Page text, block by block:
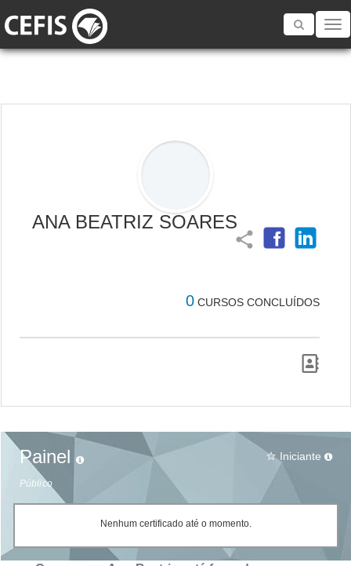
Toggle
ANA BEATRIZ SOARES
share
0 CURSOS CONCLUÍDOS
Painel
Público
star_border Iniciante
Nenhum certificado até o momento.